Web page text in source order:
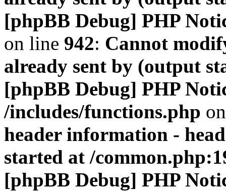
[phpBB Debug] PHP
on line 942: Cannot
already sent by (output
[phpBB Debug] PHP
/includes/functions.php
header information -
started at /
[phpBB Debug] PHP